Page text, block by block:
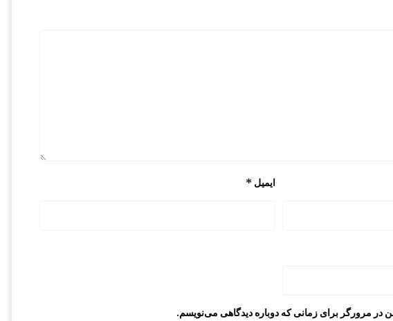
ایمیل *
در مرورگر برای زمانی که دوباره دیدگاهی می‌نویسم.